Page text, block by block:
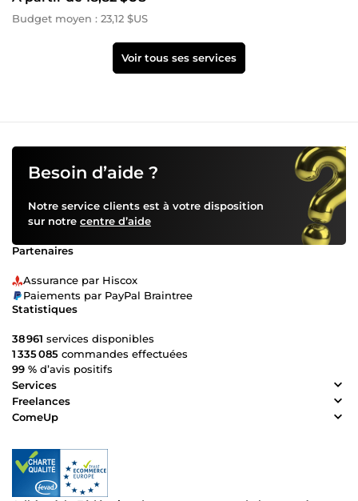
Budget moyen : 23,12 $US
Voir tous ses services
Besoin d’aide ?
Notre service clients est à votre disposition
sur notre centre d’aide
Partenaires
Assurance par Hiscox
Paiements par PayPal Braintree
Statistiques
38 961 services disponibles
1 335 085 commandes effectuées
99 % d’avis positifs
Services
Freelances
ComeUp